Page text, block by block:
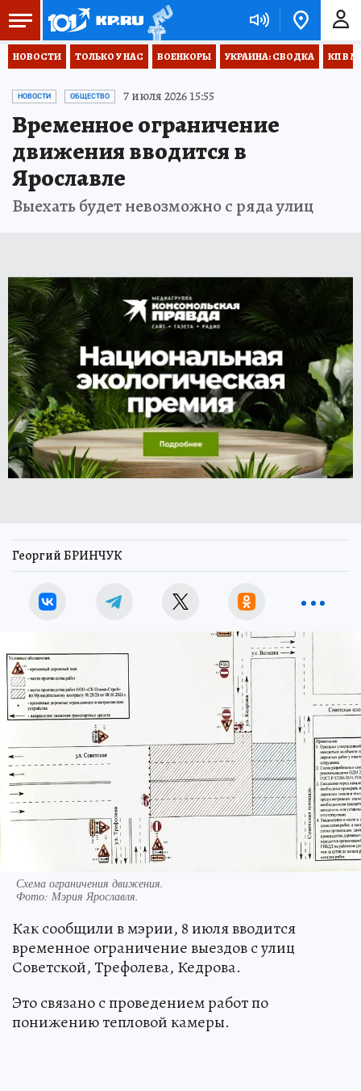
НОВОСТИ ТОЛЬКО У НАС ВОЕНКОРЫ УКРАИНА: СВОДКА КП В
НОВОСТИ ОБЩЕСТВО 7 июля 2026 15:55
Временное ограничение
движения вводится в
Ярославле
Выехать будет невозможно с ряда улиц
Георгий БРИНЧУК
Схема ограничения движения.
Фото: Мэрия Ярославля.
Как сообщили в мэрии, 8 июля вводится
временное ограничение выездов с улиц
Советской, Трефолева, Кедрова.
Это связано с проведением работ по
понижению тепловой камеры.